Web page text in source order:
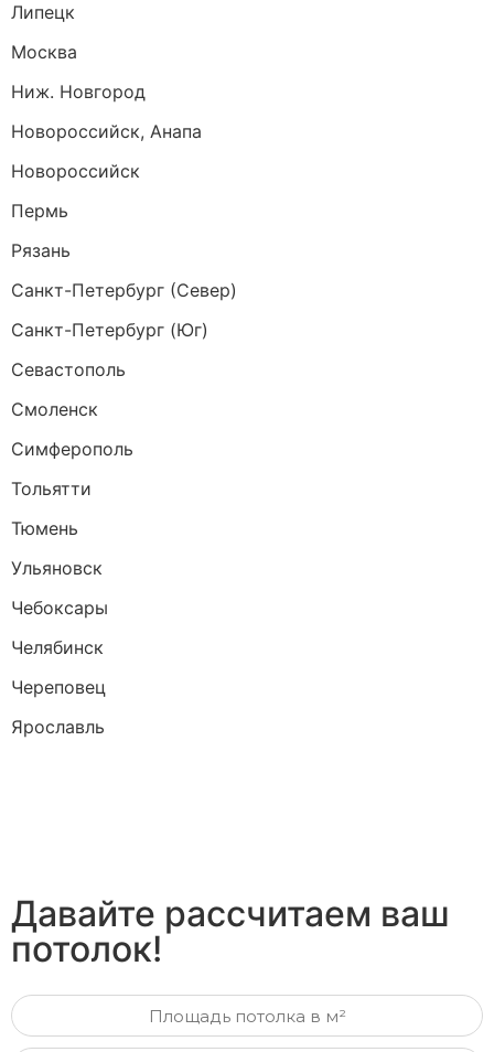
Липецк
Москва
Ниж. Новгород
Новороссийск, Анапа
Новороссийск
Пермь
Рязань
Санкт-Петербург (Север)
Санкт-Петербург (Юг)
Севастополь
Смоленск
Симферополь
Тольятти
Тюмень
Ульяновск
Чебоксары
Челябинск
Череповец
Ярославль
Давайте рассчитаем ваш
потолок!